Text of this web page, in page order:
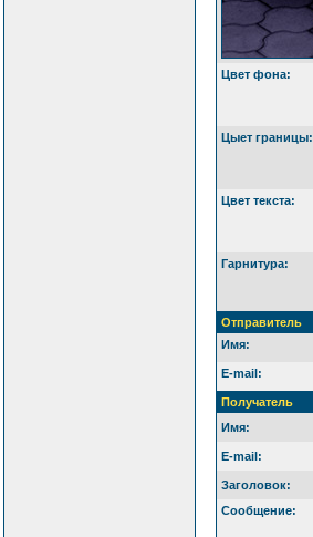
Цвет фона:
Цыет границы:
Цвет текста:
Гарнитура:
Отправитель
Имя:
E-mail:
Получатель
Имя:
E-mail:
Заголовок:
Сообщение: